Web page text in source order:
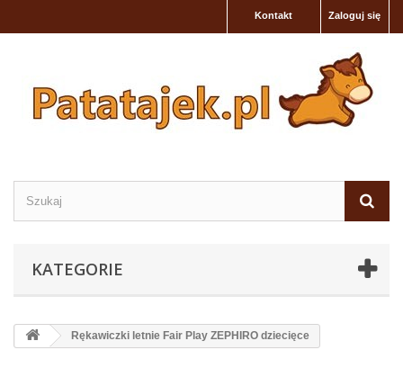
Zaloguj się
Kontakt
KATEGORIE
Rękawiczki letnie Fair Play ZEPHIRO dziecięce